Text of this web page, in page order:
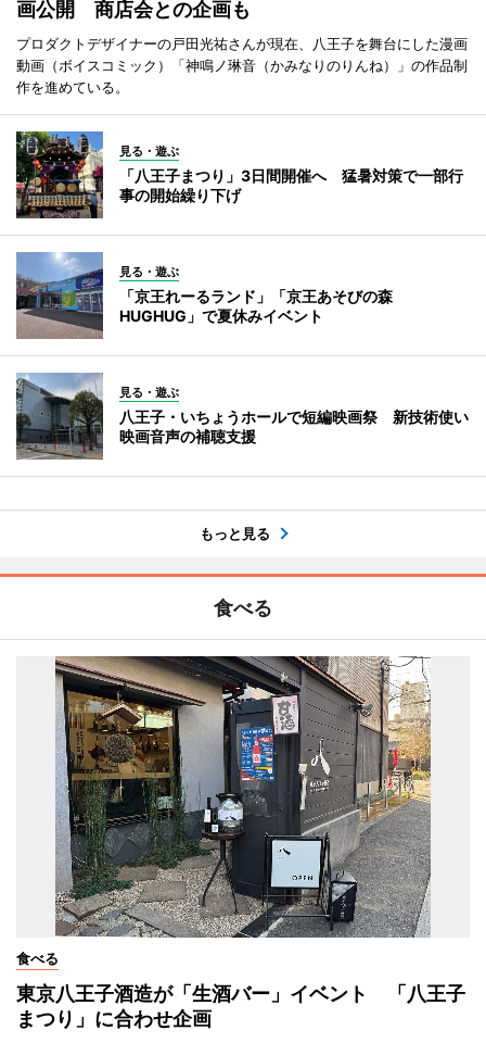
画公開 商店会との企画も
プロダクトデザイナーの戸田光祐さんが現在、八王子を舞台にした漫画
動画（ボイスコミック）「神鳴ノ琳音（かみなりのりんね）」の作品制
作を進めている。
見る・遊ぶ
「八王子まつり」3日間開催へ 猛暑対策で一部行
事の開始繰り下げ
見る・遊ぶ
「京王れーるランド」「京王あそびの森
HUGHUG」で夏休みイベント
見る・遊ぶ
八王子・いちょうホールで短編映画祭 新技術使い
映画音声の補聴支援
もっと見る
食べる
食べる
東京八王子酒造が「生酒バー」イベント 「八王子
まつり」に合わせ企画